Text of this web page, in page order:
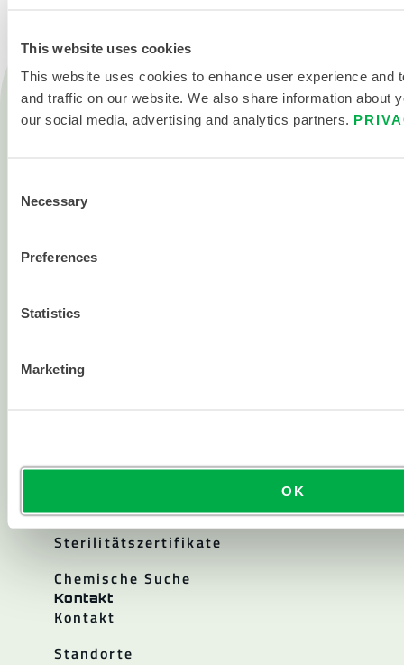
This website uses cookies
This website uses cookies to enhance user experience and
and traffic on our website. We also share information about
our social media, advertising and analytics partners.
Selection
Necessary
Preferences
Statistics
Marketing
OK
Produkte
Feuer
Alle Produkte
Über
Unternehmensgeschichte
Blogs und Artikel
Sterilitätszertifikate
Chemische Suche
Kontakt
Kontakt
Standorte